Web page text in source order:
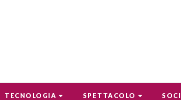
TECNOLOGIA SPETTACOLO